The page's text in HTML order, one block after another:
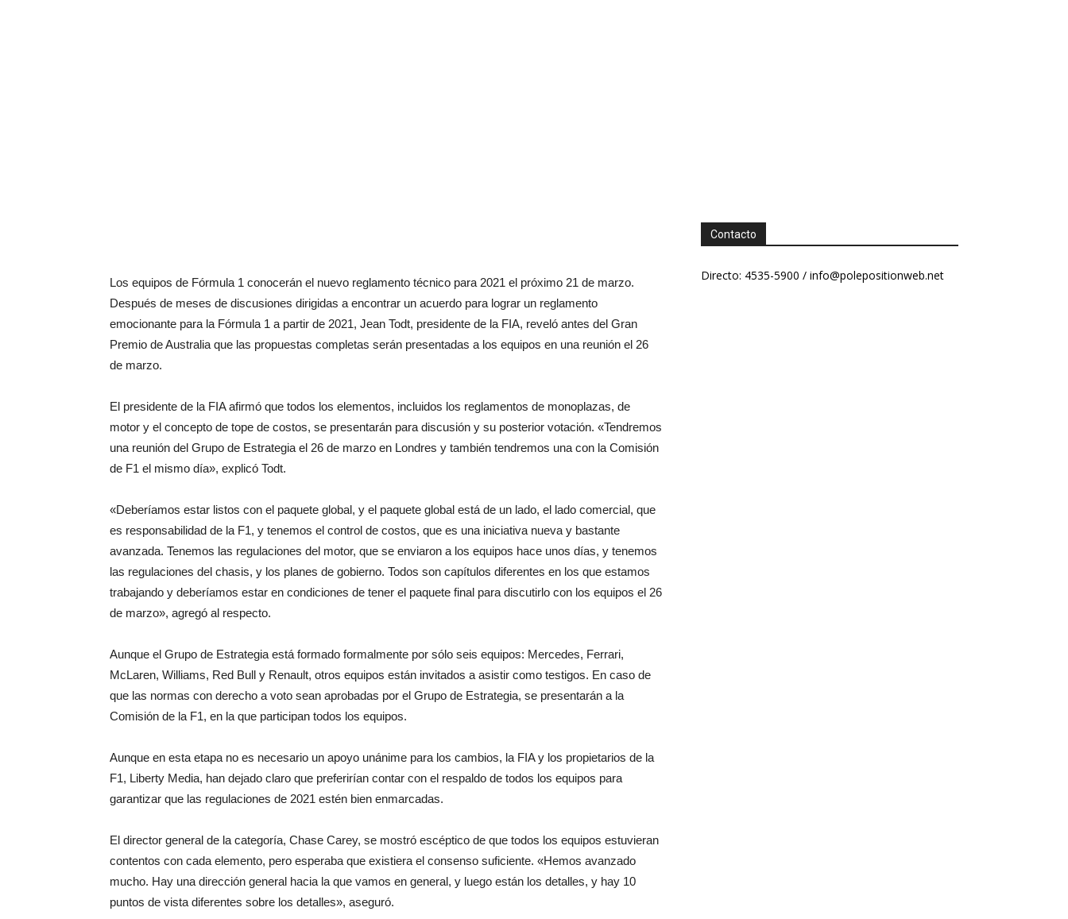
Los equipos de Fórmula 1 conocerán el nuevo reglamento técnico para 2021 el próximo 21 de marzo.
Después de meses de discusiones dirigidas a encontrar un acuerdo para lograr un reglamento
emocionante para la Fórmula 1 a partir de 2021, Jean Todt, presidente de la FIA, reveló antes del Gran
Premio de Australia que las propuestas completas serán presentadas a los equipos en una reunión el 26
de marzo.
El presidente de la FIA afirmó que todos los elementos, incluidos los reglamentos de monoplazas, de
motor y el concepto de tope de costos, se presentarán para discusión y su posterior votación. «Tendremos
una reunión del Grupo de Estrategia el 26 de marzo en Londres y también tendremos una con la Comisión
de F1 el mismo día», explicó Todt.
«Deberíamos estar listos con el paquete global, y el paquete global está de un lado, el lado comercial, que
es responsabilidad de la F1, y tenemos el control de costos, que es una iniciativa nueva y bastante
avanzada. Tenemos las regulaciones del motor, que se enviaron a los equipos hace unos días, y tenemos
las regulaciones del chasis, y los planes de gobierno. Todos son capítulos diferentes en los que estamos
trabajando y deberíamos estar en condiciones de tener el paquete final para discutirlo con los equipos el 26
de marzo», agregó al respecto.
Aunque el Grupo de Estrategia está formado formalmente por sólo seis equipos: Mercedes, Ferrari,
McLaren, Williams, Red Bull y Renault, otros equipos están invitados a asistir como testigos. En caso de
que las normas con derecho a voto sean aprobadas por el Grupo de Estrategia, se presentarán a la
Comisión de la F1, en la que participan todos los equipos.
Aunque en esta etapa no es necesario un apoyo unánime para los cambios, la FIA ​​y los propietarios de la
F1, Liberty Media, han dejado claro que preferirían contar con el respaldo de todos los equipos para
garantizar que las regulaciones de 2021 estén bien enmarcadas.
El director general de la categoría, Chase Carey, se mostró escéptico de que todos los equipos estuvieran
contentos con cada elemento, pero esperaba que existiera el consenso suficiente. «Hemos avanzado
mucho. Hay una dirección general hacia la que vamos en general, y luego están los detalles, y hay 10
puntos de vista diferentes sobre los detalles», aseguró.
Contacto
Directo: 4535-5900 / info@polepositionweb.net